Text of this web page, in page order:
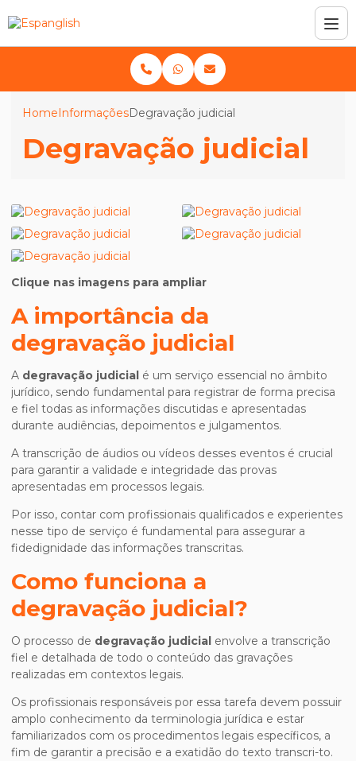
HomeInformaçõesDegravação judicial
Degravação judicial
Clique nas imagens para ampliar
A importância da
degravação judicial
A degravação judicial é um serviço essencial no âmbito
jurídico, sendo fundamental para registrar de forma precisa
e fiel todas as informações discutidas e apresentadas
durante audiências, depoimentos e julgamentos.
A transcrição de áudios ou vídeos desses eventos é crucial
para garantir a validade e integridade das provas
apresentadas em processos legais.
Por isso, contar com profissionais qualificados e experientes
nesse tipo de serviço é fundamental para assegurar a
fidedignidade das informações transcritas.
Como funciona a
degravação judicial?
O processo de degravação judicial envolve a transcrição
fiel e detalhada de todo o conteúdo das gravações
realizadas em contextos legais.
Os profissionais responsáveis por essa tarefa devem possuir
amplo conhecimento da terminologia jurídica e estar
familiarizados com os procedimentos legais específicos, a
fim de garantir a precisão e a exatidão do texto transcri-to.